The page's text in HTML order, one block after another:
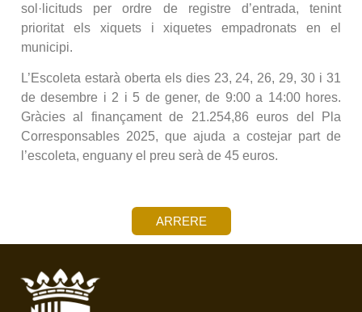
sol·licituds per ordre de registre d’entrada, tenint
prioritat els xiquets i xiquetes empadronats en el
municipi.
L’Escoleta estarà oberta els dies 23, 24, 26, 29, 30 i 31
de desembre i 2 i 5 de gener, de 9:00 a 14:00 hores.
Gràcies al finançament de 21.254,86 euros del Pla
Corresponsables 2025, que ajuda a costejar part de
l’escoleta, enguany el preu serà de 45 euros.
ARRERE